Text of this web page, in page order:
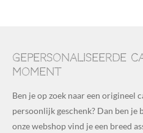
Gepersonaliseerde
moment
Ben je op zoek naar een origineel
persoonlijk geschenk? Dan ben je
onze webshop vind je een breed